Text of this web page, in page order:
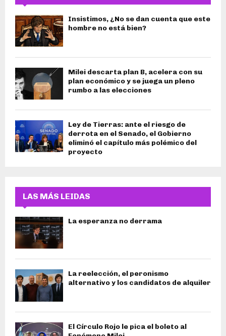
Insistimos, ¿No se dan cuenta que este
hombre no está bien?
Milei descarta plan B, acelera con su
plan económico y se juega un pleno
rumbo a las elecciones
Ley de Tierras: ante el riesgo de
derrota en el Senado, el Gobierno
eliminó el capítulo más polémico del
proyecto
LAS MÁS LEIDAS
La esperanza no derrama
La reelección, el peronismo
alternativo y los candidatos de alquiler
El Círculo Rojo le pica el boleto al